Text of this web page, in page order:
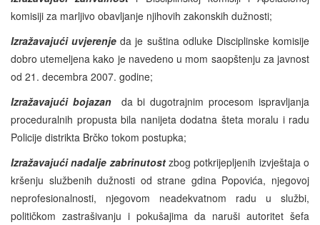
komisiji za marljivo obavljanje njihovih zakonskih dužnosti;
Izražavajući uvjerenje da je suština odluke Disciplinske komisije
dobro utemeljena kako je navedeno u mom saopštenju za javnost
od 21. decembra 2007. godine;
Izražavajući bojazanda bi dugotrajnim procesom ispravljanja
proceduralnih propusta bila nanijeta dodatna šteta moralu i radu
Policije distrikta Brčko tokom postupka;
Izražavajući nadalje zabrinutost zbog potkrijepljenih izvještaja o
kršenju službenih dužnosti od strane gdina Popovića, njegovoj
neprofesionalnosti, njegovom neadekvatnom radu u službi,
političkom zastrašivanju i pokušajima da naruši autoritet šefa